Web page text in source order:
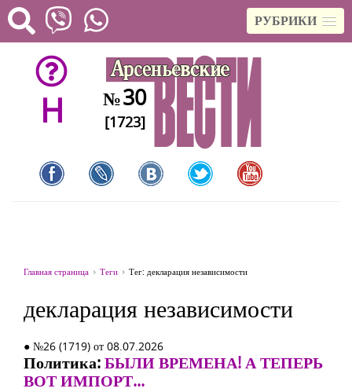
РУБРИКИ
H №30
[1723]
Главная страница Теги Тег: декларация независимости
декларация независимости
● №26 (1719) от 08.07.2026
Политика:БЫЛИ ВРЕМЕНА! А ТЕПЕРЬ
ВОТ ИМПОРТ...